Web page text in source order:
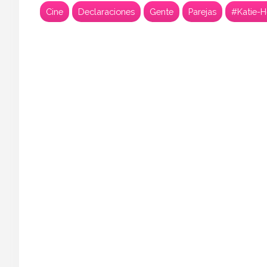
Cine Declaraciones Gente Parejas #Katie-